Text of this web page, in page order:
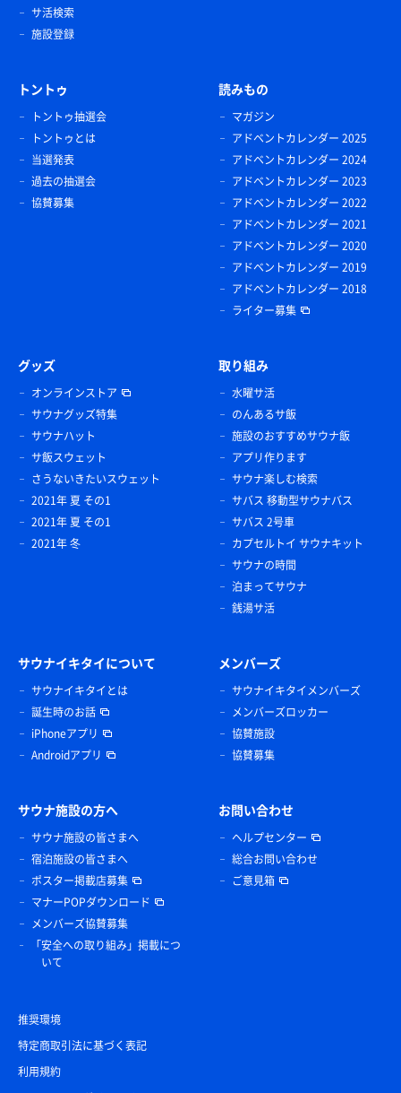
サ活検索
施設登録
トントゥ
トントゥ抽選会
トントゥとは
当選発表
過去の抽選会
協賛募集
読みもの
マガジン
アドベントカレンダー 2025
アドベントカレンダー 2024
アドベントカレンダー 2023
アドベントカレンダー 2022
アドベントカレンダー 2021
アドベントカレンダー 2020
アドベントカレンダー 2019
アドベントカレンダー 2018
ライター募集
グッズ
オンラインストア
サウナグッズ特集
サウナハット
サ飯スウェット
さうないきたいスウェット
2021年 夏 その1
2021年 夏 その1
2021年 冬
取り組み
水曜サ活
のんあるサ飯
施設のおすすめサウナ飯
アプリ作ります
サウナ楽しむ検索
サバス 移動型サウナバス
サバス 2号車
カプセルトイ サウナキット
サウナの時間
泊まってサウナ
銭湯サ活
サウナイキタイについて
サウナイキタイとは
誕生時のお話
iPhoneアプリ
Androidアプリ
メンバーズ
サウナイキタイメンバーズ
メンバーズロッカー
協賛施設
協賛募集
サウナ施設の方へ
サウナ施設の皆さまへ
宿泊施設の皆さまへ
ポスター掲載店募集
マナーPOPダウンロード
メンバーズ協賛募集
「安全への取り組み」掲載につ
いて
お問い合わせ
ヘルプセンター
総合お問い合わせ
ご意見箱
推奨環境
特定商取引法に基づく表記
利用規約